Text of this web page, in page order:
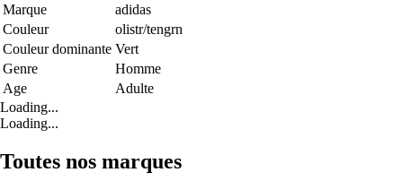
Marque
adidas
Couleur
olistr/tengrn
Couleur dominante Vert
Genre
Homme
Age
Adulte
Loading...
Loading...
Toutes nos marques